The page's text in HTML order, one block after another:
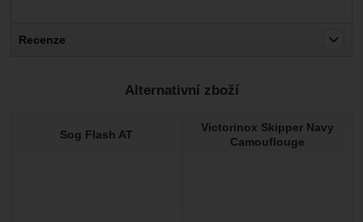
Recenze
Nebyla přidána žádná recenze.
Alternativní zboží
Sog Flash AT
Victorinox Skipper Navy
Camouflouge